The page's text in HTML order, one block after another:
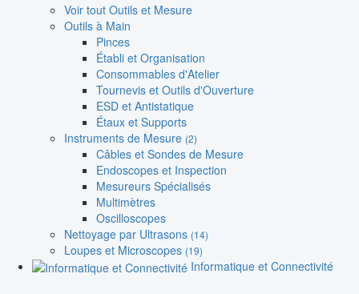
Voir tout Outils et Mesure
Outils à Main
Pinces
Établi et Organisation
Consommables d'Atelier
Tournevis et Outils d'Ouverture
ESD et Antistatique
Étaux et Supports
Instruments de Mesure (2)
Câbles et Sondes de Mesure
Endoscopes et Inspection
Mesureurs Spécialisés
Multimètres
Oscilloscopes
Nettoyage par Ultrasons (14)
Loupes et Microscopes (19)
Informatique et Connectivité